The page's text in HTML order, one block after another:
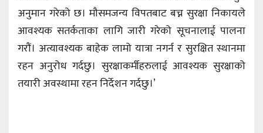
अनुमान गरेको छ। मौसमजन्य विपतबाट बच्न सुरक्षा निकायले
आवश्यक सतर्कताका लागि जारी गरेको सूचनालाई पालना
गरौं। अत्यावश्यक बाहेक लामो यात्रा नगर्न र सुरक्षित स्थानमा
रहन अनुरोध गर्दछु। सुरक्षाकर्मीहरुलाई आवश्यक सुरक्षाको
तयारी अवस्थामा रहन निर्देशन गर्दछु।’